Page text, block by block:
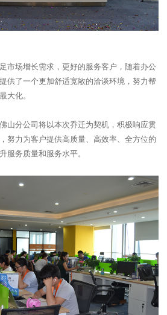
市场增长需求，更好的服务客户，随着办公
供了一个更加舒适宽敞的洽谈环境，努力帮
大化。
山分公司将以本次乔迁为契机，积极响应贯
努力为客户提供高质量、高效率、全方位的
服务质量和服务水平。